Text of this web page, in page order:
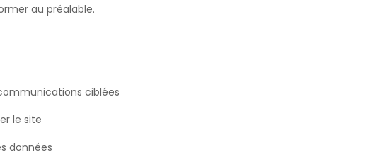
au préalable.
ciblées
le site
données